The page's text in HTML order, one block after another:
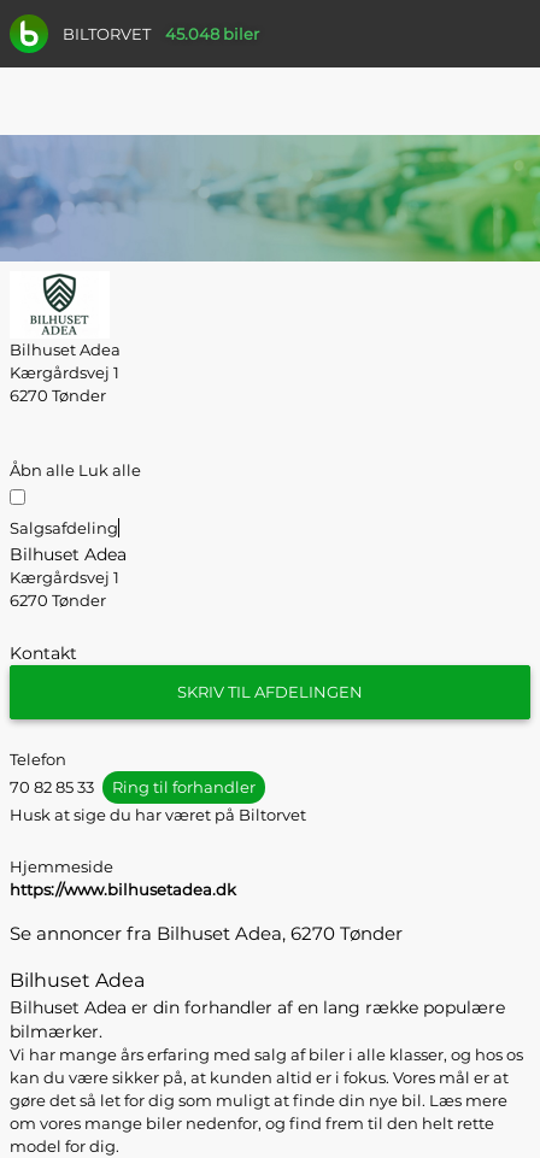
BILTORVET 45.048 biler
Bilhuset Adea
Kærgårdsvej 1
6270 Tønder
Åbn alle Luk alle
Salgsafdeling
Bilhuset Adea
Kærgårdsvej 1
6270 Tønder
Kontakt
SKRIV TIL AFDELINGEN
Telefon
70 82 85 33
Ring til forhandler
Husk at sige du har været på Biltorvet
Hjemmeside
https://www.bilhusetadea.dk
Se annoncer fra Bilhuset Adea, 6270 Tønder
Bilhuset Adea
Bilhuset Adea er din forhandler af en lang række populære
bilmærker.
Vi har mange års erfaring med salg af biler i alle klasser, og hos os
kan du være sikker på, at kunden altid er i fokus. Vores mål er at
gøre det så let for dig som muligt at finde din nye bil. Læs mere
om vores mange biler nedenfor, og find frem til den helt rette
model for dig.